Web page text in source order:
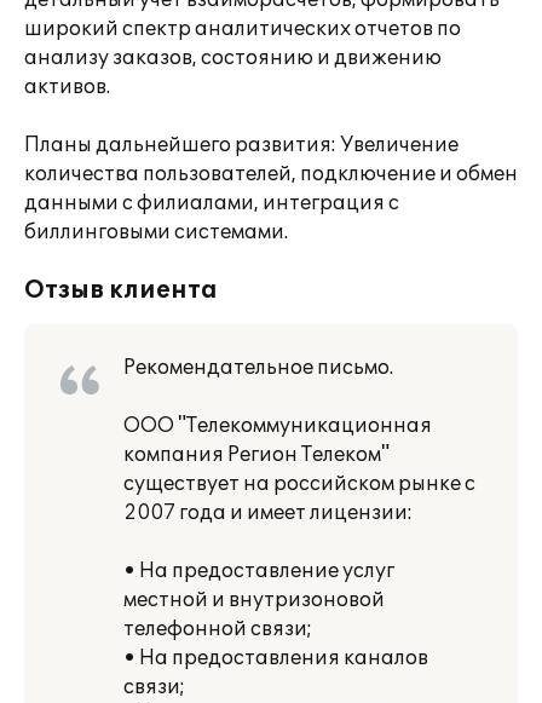
широкий спектр аналитических отчетов по
анализу заказов, состоянию и движению
активов.
Планы дальнейшего развития: Увеличение
количества пользователей, подключение и обмен
данными с филиалами, интеграция с
биллинговыми системами.
Отзыв клиента
Рекомендательное письмо.
ООО "Телекоммуникационная
компания Регион Телеком"
существует на российском рынке с
2007 года и имеет лицензии:
• На предоставление услуг
местной и внутризоновой
телефонной связи;
• На предоставления каналов
связи;